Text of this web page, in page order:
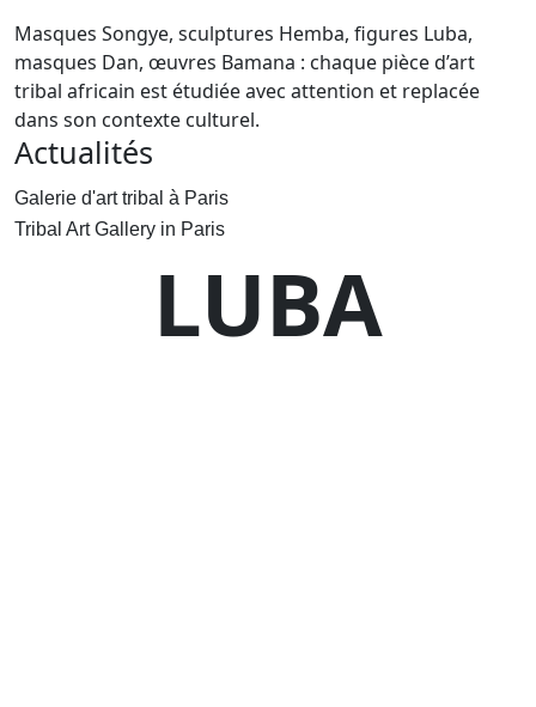
Masques Songye, sculptures Hemba, figures Luba,
masques Dan, œuvres Bamana : chaque pièce d’art
tribal africain est étudiée avec attention et replacée
dans son contexte culturel.
Actualités
Galerie d'art tribal à Paris
Tribal Art Gallery in Paris
LUBA